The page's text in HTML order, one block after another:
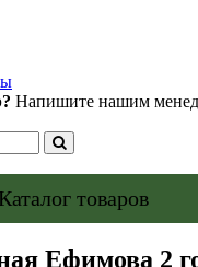
Напишите нашим
Каталог товаров
Ефимова 2